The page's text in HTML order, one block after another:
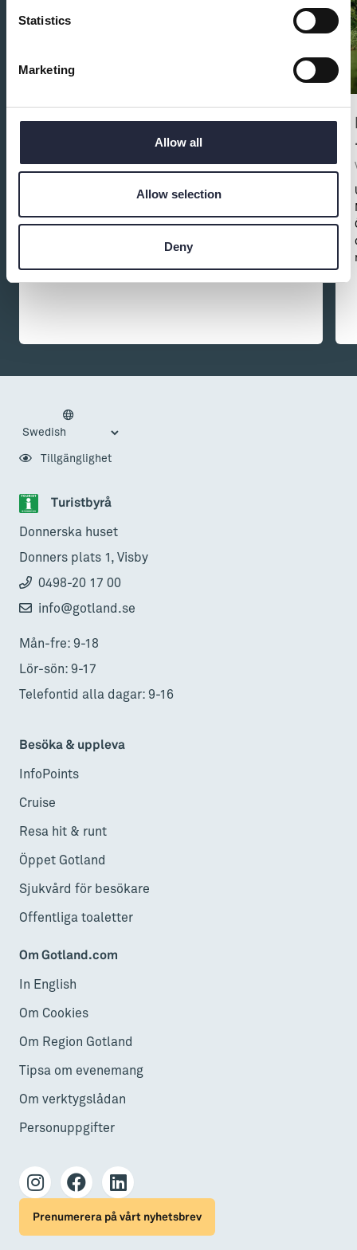
Statistics
Marketing
Allow all
Allow selection
Deny
Ponnyridning på Gangvidefarm i
När, Gotland
nya tider inför sommaren 2026.
Turistbyrå
Donnerska huset
Donners plats 1, Visby
0498-20 17 00
info@gotland.se
Mån-fre: 9-18
Lör-sön: 9-17
Telefontid alla dagar: 9-16
Besöka & uppleva
InfoPoints
Cruise
Resa hit & runt
Öppet Gotland
Sjukvård för besökare
Offentliga toaletter
Om Gotland.com
In English
Om Cookies
Om Region Gotland
Tipsa om evenemang
Om verktygslådan
Personuppgifter
Tillgänglighet
Prenumerera på vårt nyhetsbrev